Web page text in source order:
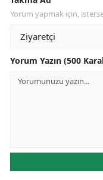
Yorum yapmak için,
Yorum Yazın (500